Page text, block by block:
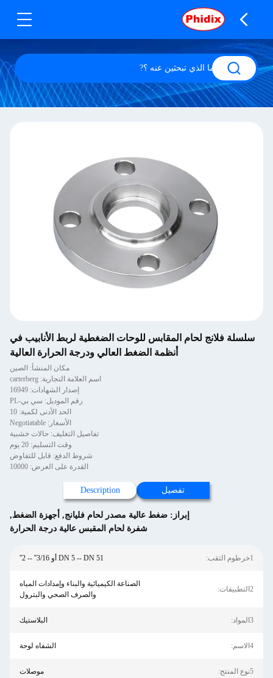
سلسلة فلانج لحام المقابس للوحات الضغطية لربط الأنابيب في
أنظمة الضغط العالي ودرجة الحرارة العالية
مكان المنشأ: الصين
اسم العلامة التجارية: carterberg
إصدار الشهادات: 16949
رقم الموديل: سي بي-PL
الحد الأدنى لكمية: 10
الأسعار: Negotiatable
تفاصيل التغليف: حالات خشبية
وقت التسليم: 20 يوم
شروط الدفع: قابل للتفاوض
القدرة على العرض: 10000
تفصيل Description
إبراز: ضغط عالية مصدر لحام فليانج, أجهزة الضغط,
شفرة لحام المقبس عالية درجة الحرارة
1خرطوم الثقب: DN 5 -- DN 51 أو 3/16'' -- 2''
2التطبيقات:
الصناعة الكيميائية والبناء وإمدادات المياه
والصرف الصحي والبترول
3المواد: البلاستيك
4الاسم: الشفاه لوحة
5نوع المنتج: موصلات